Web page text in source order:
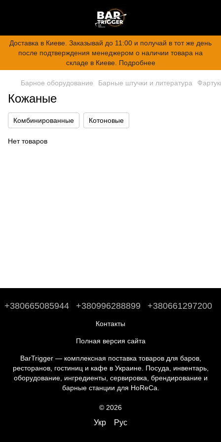
Доставка в Киеве. Заказывай до 11:00 и получай в тот же день
после подтверждения менеджером о наличии товара на
складе в Киеве. Подробнее
Барное оборудование Барные штучки и литература
Кожаные
Комбинированные Котоновые
Нет товаров
+380665085944 +380996288899 +380661297200
Контакты
Полная версия сайта
BarTrigger — комплексная поставка товаров для баров,
ресторанов, гостиниц и кафе в Украине. Посуда, инвентарь,
оборудование, ингредиенты, сервировка, брендирование и
барные станции для HoReCa.
© 2026
Укр Рус